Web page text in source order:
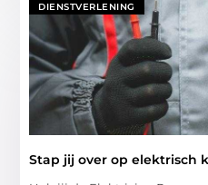
DIENSTVERLENING
Stap jij over op elektrisch